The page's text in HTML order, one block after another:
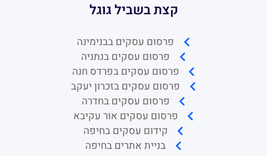
קצת בשביל גוגל
פרסום עסקים בבנימינה
פרסום עסקים בנתניה
פרסום עסקים בפרדס חנה
פרסום עסקים בזכרון יעקב
פרסום עסקים בחדרה
פרסום עסקים אור עקיבא
קידום עסקים בחיפה
בניית אתרים בחיפה